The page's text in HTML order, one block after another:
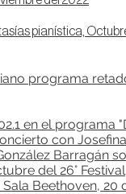
ías pianística,
programa
en el programa
con Josefina
Barragán
del 26° Festival
Beethoven, 20